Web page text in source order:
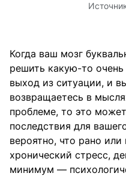
Когда ваш мозг
решить какую-то очень
выход из ситуации, и
возвращаетесь в
проблеме, то это
последствия для
вероятно, что рано
хронический стресс,
минимум —